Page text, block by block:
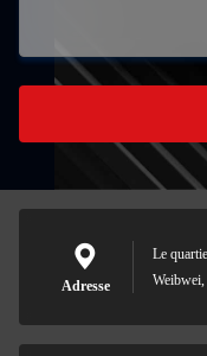
Adresse
Le
Weibwei,